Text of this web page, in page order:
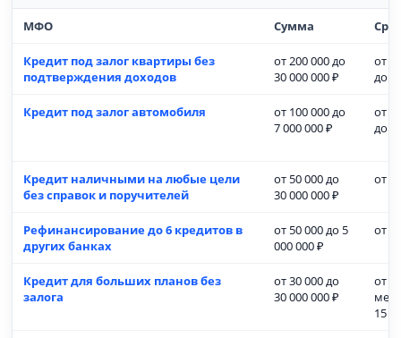
МФО Сумма
Кредит под залог квартиры без
подтверждения доходов
от 200 000 до
30 000 000 ₽
от 3
до
Кредит под залог автомобиля
от 100 000 до
7 000 000 ₽
от 3
до 7
Кредит наличными на любые цели
без справок и поручителей
от 50 000 до
30 000 000 ₽
от 1
Рефинансирование до 6 кредитов в
других банках
от 50 000 до 5
000 000 ₽
от 1
Кредит для больших планов без
залога
от 30 000 до
30 000 000 ₽
от
15